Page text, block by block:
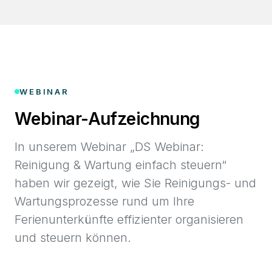
WEBINAR
Webinar-Aufzeichnung
In unserem Webinar „DS Webinar:
Reinigung & Wartung einfach steuern“
haben wir gezeigt, wie Sie Reinigungs- und
Wartungsprozesse rund um Ihre
Ferienunterkünfte effizienter organisieren
und steuern können.